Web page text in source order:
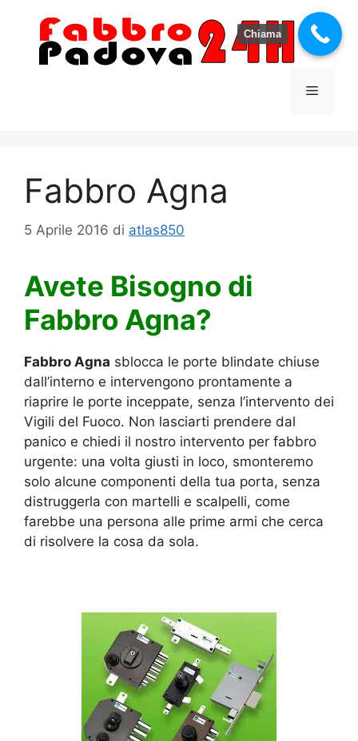
contenuto
Menu
Fabbro Agna
5 Aprile 2016 di atlas850
Avete Bisogno di
Fabbro Agna?
Fabbro Agna sblocca le porte blindate chiuse
dall’interno e intervengono prontamente a
riaprire le porte inceppate, senza l’intervento dei
Vigili del Fuoco. Non lasciarti prendere dal
panico e chiedi il nostro intervento per fabbro
urgente: una volta giusti in loco, smonteremo
solo alcune componenti della tua porta, senza
distruggerla con martelli e scalpelli, come
farebbe una persona alle prime armi che cerca
di risolvere la cosa da sola.
Chiama